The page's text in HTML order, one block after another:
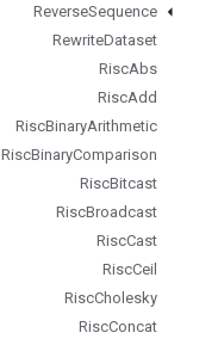
ReverseSequence
RewriteDataset
RiscAbs
RiscAdd
RiscBinaryArithmetic
RiscBinaryComparison
RiscBitcast
RiscBroadcast
RiscCast
RiscCeil
RiscCholesky
RiscConcat